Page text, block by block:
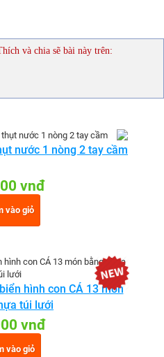
và chia sẽ bài này trên:
nước 1 nòng 2 tay cầm
vnđ
vào giỏ
hình con CÁ 13 món
túi lưới
vnđ
vào giỏ